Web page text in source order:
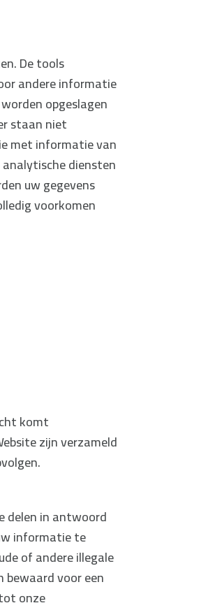
De tools
andere informatie
opgeslagen
staan niet
met informatie van
diensten
uw gegevens
voorkomen
komt
zijn verzameld
delen in antwoord
informatie te
of andere illegale
voor een
onze